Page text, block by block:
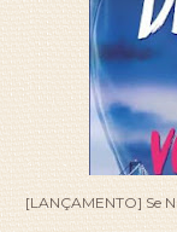
[LANÇAMENTO] Se